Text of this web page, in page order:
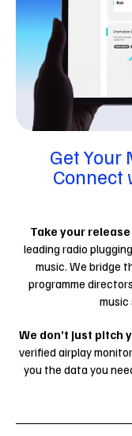
Get Your
Connect
Take your
leading radio
music. We bridge
programme
music
We don’t just pitch
verified airplay
you the data you